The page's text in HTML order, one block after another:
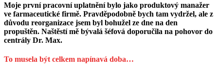
Moje první pracovní uplatnění bylo jako produktový manažer
ve farmaceutické firmě. Pravděpodobně bych tam vydržel, ale z
důvodu reorganizace jsem byl bohužel ze dne na den
propuštěn. Naštěstí mě bývalá šéfová doporučila na pohovor do
centrály Dr. Max.
To musela být celkem napínavá doba…